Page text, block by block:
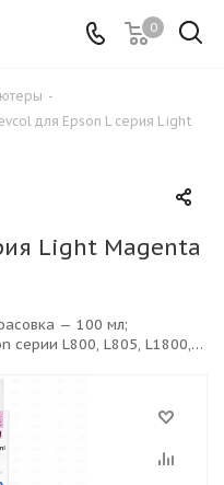
0
-
для Epson L серия Light
Light Magenta
— 100 мл;
серии L800, L805, L1800,